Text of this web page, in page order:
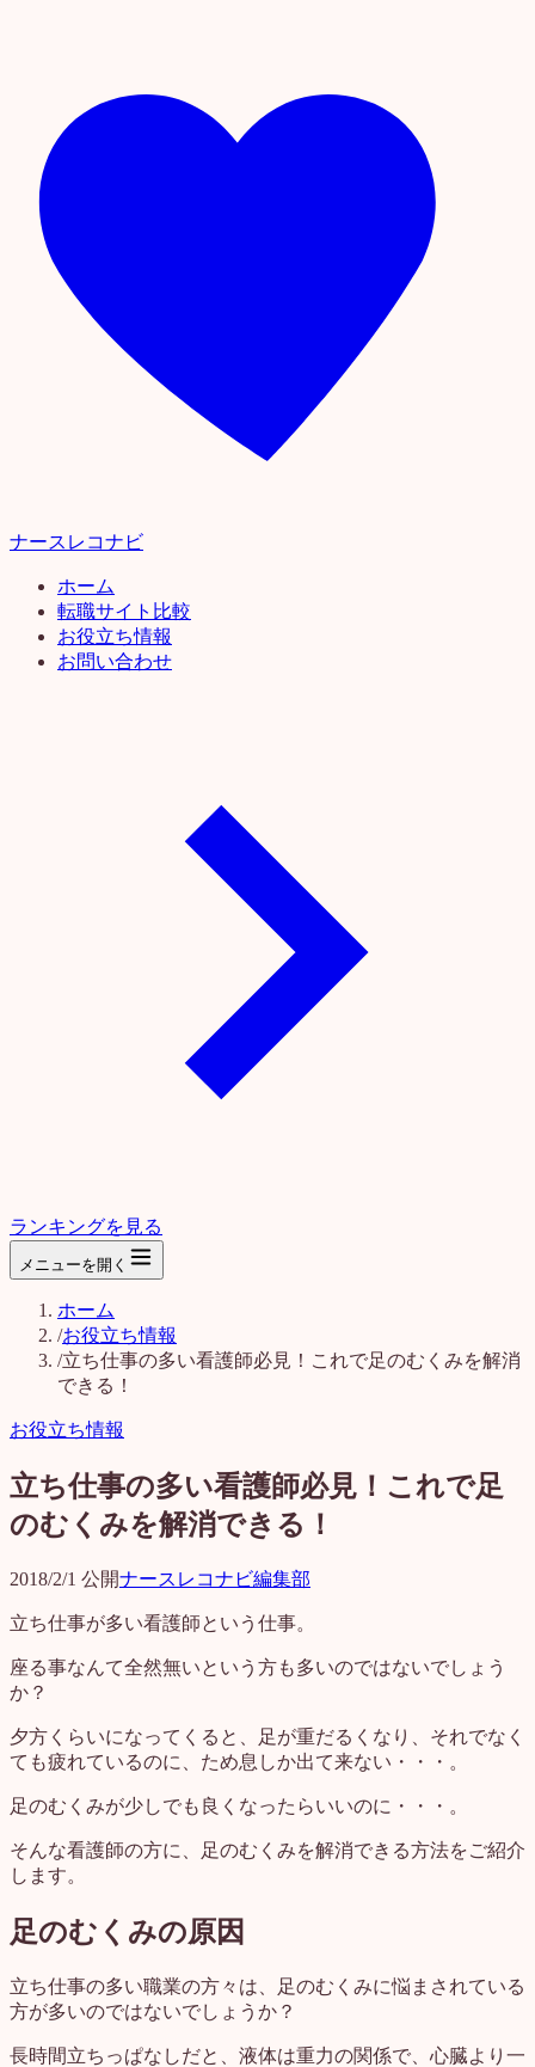
ナースレコナビ
ホーム
転職サイト比較
お役立ち情報
お問い合わせ
ランキングを見る
メニューを開く
ホーム
/お役立ち情報
/立ち仕事の多い看護師必見！これで足のむくみを解消
できる！
お役立ち情報
立ち仕事の多い看護師必見！これで足
のむくみを解消できる！
2018/2/1 公開ナースレコナビ編集部
立ち仕事が多い看護師という仕事。
座る事なんて全然無いという方も多いのではないでしょう
か？
夕方くらいになってくると、足が重だるくなり、それでなく
ても疲れているのに、ため息しか出て来ない・・・。
足のむくみが少しでも良くなったらいいのに・・・。
そんな看護師の方に、足のむくみを解消できる方法をご紹介
します。
足のむくみの原因
立ち仕事の多い職業の方々は、足のむくみに悩まされている
方が多いのではないでしょうか？
長時間立ちっぱなしだと、液体は重力の関係で、心臓より一